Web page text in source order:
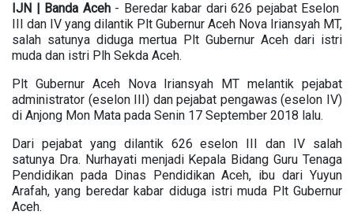
IJN | Banda Aceh - Beredar kabar dari 626 pejabat Eselon
III dan IV yang dilantik Plt Gubernur Aceh Nova Iriansyah MT,
salah satunya diduga mertua Plt Gubernur Aceh dari istri
muda dan istri Plh Sekda Aceh.
Plt Gubernur Aceh Nova Iriansyah MT melantik pejabat
administrator (eselon III) dan pejabat pengawas (eselon IV)
di Anjong Mon Mata pada Senin 17 September 2018 lalu.
Dari pejabat yang dilantik 626 eselon III dan IV salah
satunya Dra. Nurhayati menjadi Kepala Bidang Guru Tenaga
Pendidikan pada Dinas Pendidikan Aceh, ibu dari Yuyun
Arafah, yang beredar kabar diduga istri muda Plt Gubernur
Aceh.